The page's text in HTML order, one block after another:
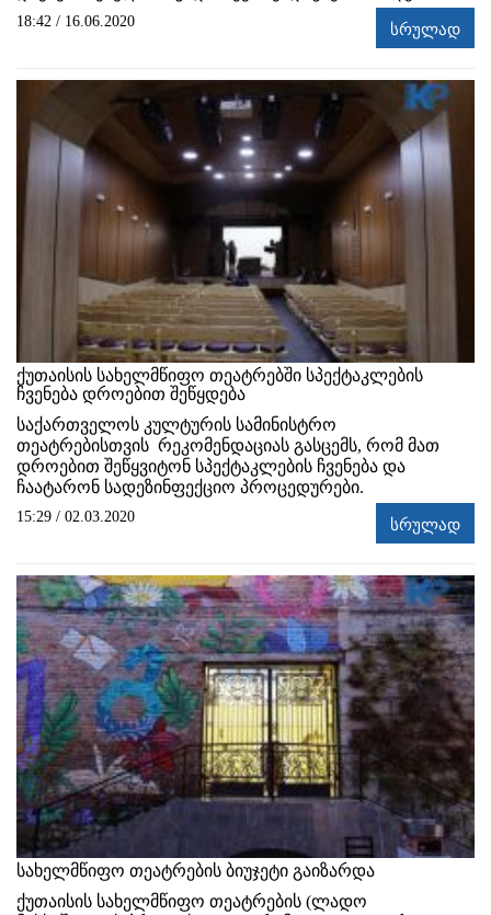
18:42 / 16.06.2020 სრულად
ქუთაისის სახელმწიფო თეატრებში სპექტაკლების
ჩვენება დროებით შეწყდება
საქართველოს კულტურის სამინისტრო
თეატრებისთვის რეკომენდაციას გასცემს, რომ მათ
დროებით შეწყვიტონ სპექტაკლების ჩვენება და
ჩაატარონ სადეზინფექციო პროცედურები.
15:29 / 02.03.2020 სრულად
სახელმწიფო თეატრების ბიუჯეტი გაიზარდა
ქუთაისის სახელმწიფო თეატრების (ლადო